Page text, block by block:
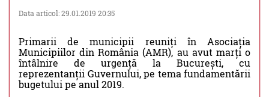
Data articol: 29.01.2019 20:35
Primarii de municipii reuniți în Asociația
Municipiilor din România (AMR), au avut marți o
întâlnire de urgență la București, cu
reprezentanții Guvernului, pe tema fundamentării
bugetului pe anul 2019.